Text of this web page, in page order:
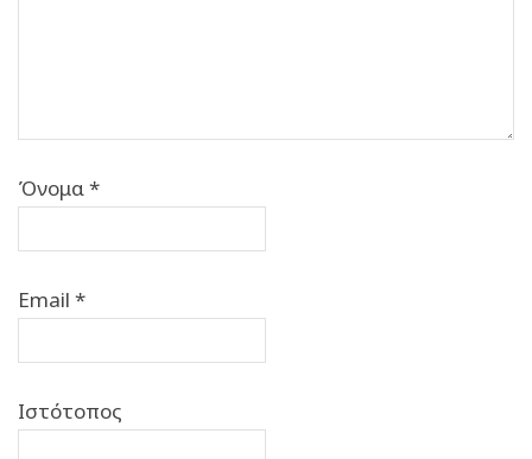
Όνομα*
Email *
Ιστότοπος